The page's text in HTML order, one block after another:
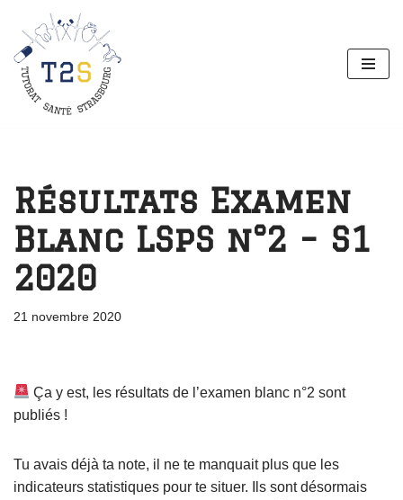
Aller
au
contenu
Résultats Examen
Blanc LSpS n°2 – S1
2020
21 novembre 2020
Ça y est, les résultats de l’examen blanc n°2 sont
publiés !
Tu avais déjà ta note, il ne te manquait plus que les
indicateurs statistiques pour te situer. Ils sont désormais